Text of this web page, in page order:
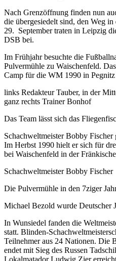
Nach Grenzöffnung finden nun
die übergesiedelt sind, den Weg
29. September traten in Leipzig
DSB bei.
Im Frühjahr besuchte die
Pulvermühle zu Waischenfeld.
Camp für die WM 1990 in Pegnitz
links Redakteur Tauber, in der
ganz rechts Trainer Bonhof
Das Team lässt sich das
Schachweltmeister Bobby
Im Herbst 1990 hielt er sich für
bei Waischenfeld in der
Schachweltmeister Bobby Fischer
Die Pulvermühle in den 7ziger
Michael Bezold wurde Deutscher
In Wunsiedel fanden die
statt. Blinden-
Teilnehmer aus 24 Nationen. Die
endet mit Sieg des Russen
Lokalmatador Ludwig Zier erreicht